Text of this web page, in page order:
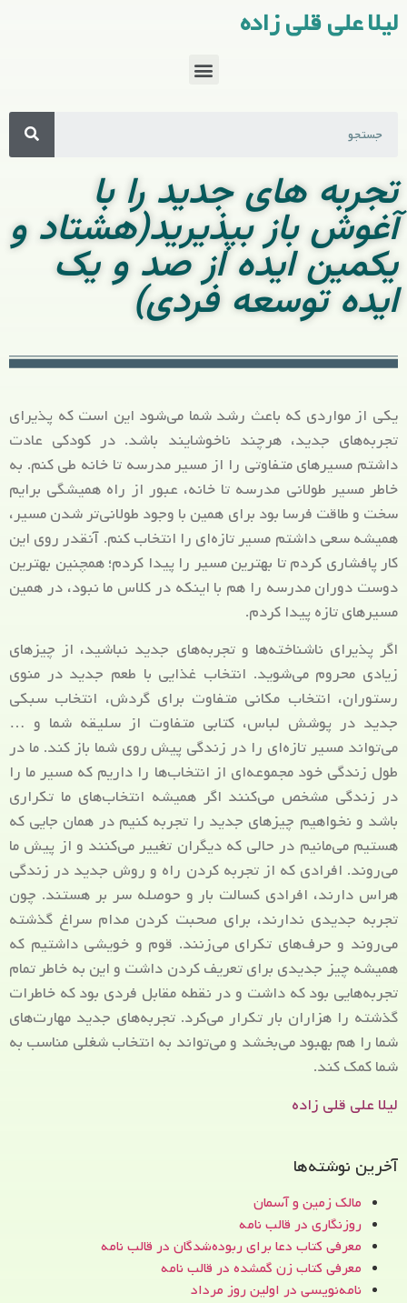
لیلا علی قلی زاده
تجربه های جدید را با
آغوش باز بپذیرید(هشتاد و
یکمین ایده از صد و یک
ایده توسعه فردی)
یکی از مواردی که باعث رشد شما می‌شود این است که پذیرای
تجربه‌های جدید، هرچند ناخوشایند باشد. در کودکی عادت
داشتم مسیرهای متفاوتی را از مسیر مدرسه تا خانه طی کنم. به
خاطر مسیر طولانی مدرسه تا خانه، عبور از راه همیشگی برایم
سخت و طاقت فرسا بود برای همین با وجود طولانی‌تر شدن مسیر،
همیشه سعی داشتم مسیر تازه‌ای را انتخاب کنم. آنقدر روی این
کار پافشاری کردم تا بهترین مسیر را پیدا کردم؛ همچنین بهترین
دوست دوران مدرسه را هم با اینکه در کلاس ما نبود، در همین
مسیرهای تازه پیدا کردم.
اگر پذیرای ناشناخته‌ها و تجربه‌های جدید نباشید، از چیزهای
زیادی محروم می‌شوید. انتخاب غذایی با طعم جدید در منوی
رستوران، انتخاب مکانی متفاوت برای گردش، انتخاب سبکی
جدید در پوشش لباس، کتابی متفاوت از سلیقه شما و …
می‌تواند مسیر تازه‌ای را در زندگی پیش روی شما باز کند. ما در
طول زندگی خود مجموعه‌ای از انتخاب‌ها را داریم که مسیر ما را
در زندگی مشخص می‌کنند اگر همیشه انتخاب‌های ما تکراری
باشد و نخواهیم چیزهای جدید را تجربه کنیم در همان جایی که
هستیم می‌مانیم در حالی که دیگران تغییر می‌کنند و از پیش ما
می‌روند. افرادی که از تجربه کردن راه و روش جدید در زندگی
هراس دارند، افرادی کسالت بار و حوصله سر بر هستند. چون
تجربه جدیدی ندارند، برای صحبت کردن مدام سراغ گذشته
می‌روند و حرف‌های تکرای می‌زنند. قوم و خویشی داشتیم که
همیشه چیز جدیدی برای تعریف کردن داشت و این به خاطر تمام
تجربه‌هایی بود که داشت و در نقطه مقابل فردی بود که خاطرات
گذشته را هزاران بار تکرار می‌کرد. تجربه‌های جدید مهارت‌های
شما را هم بهبود می‌بخشد و می‌تواند به انتخاب شغلی مناسب به
شما کمک کند.
لیلا علی قلی زاده
آخرین نوشته‌ها
مالک زمین و آسمان
روزنگاری در قالب نامه
معرفی کتاب دعا برای ربوده‌شدگان در قالب نامه
معرفی کتاب زن‌ گمشده در قالب نامه
نامه‌نویسی در اولین روز مرداد